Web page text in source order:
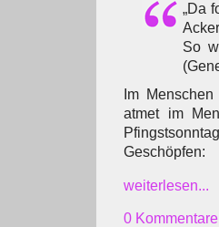
„Da
So
Im
atmet im
Geschöpfen:
weiterlesen...
0 Kommentare